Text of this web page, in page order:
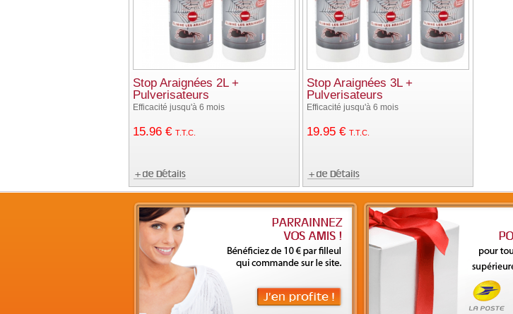
Stop Araignées 2L +
Pulverisateurs
Efficacité jusqu'à 6 mois
15.96 € T.T.C.
Stop Araignées 3L +
Pulverisateurs
Efficacité jusqu'à 6 mois
19.95 € T.T.C.